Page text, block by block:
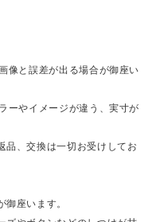
像と誤差が出る場合が御座い
ーやイメージが違う、実寸が
品、交換は一切お受けしてお
座います。